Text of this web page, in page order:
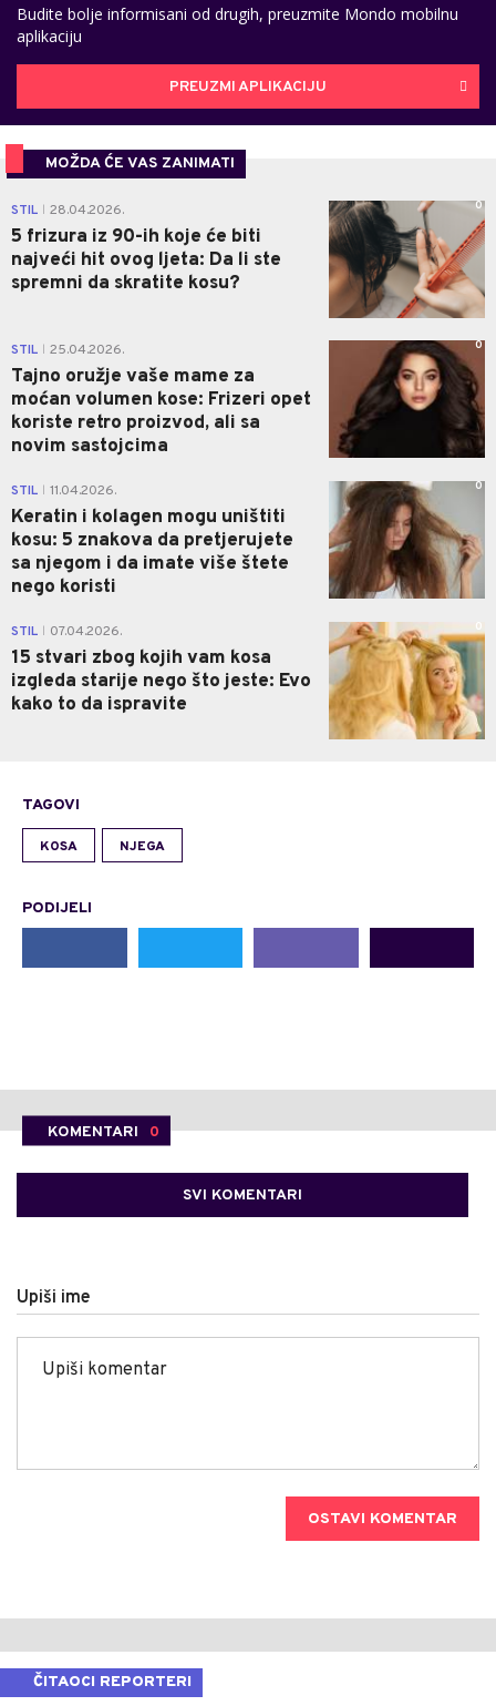
Budite bolje informisani od drugih, preuzmite Mondo mobilnu
aplikaciju
PREUZMI APLIKACIJU
MOŽDA ĆE VAS ZANIMATI
STIL 28.04.2026.
5 frizura iz 90-ih koje će biti
najveći hit ovog ljeta: Da li ste
spremni da skratite kosu?
0
STIL 25.04.2026.
Tajno oružje vaše mame za
moćan volumen kose: Frizeri opet
koriste retro proizvod, ali sa
novim sastojcima
0
STIL 11.04.2026.
Keratin i kolagen mogu uništiti
kosu: 5 znakova da pretjerujete
sa njegom i da imate više štete
nego koristi
0
STIL 07.04.2026.
15 stvari zbog kojih vam kosa
izgleda starije nego što jeste: Evo
kako to da ispravite
0
TAGOVI
KOSA NJEGA
PODIJELI
KOMENTARI 0
SVI KOMENTARI
Upiši ime
OSTAVI KOMENTAR
ČITAOCI REPORTERI